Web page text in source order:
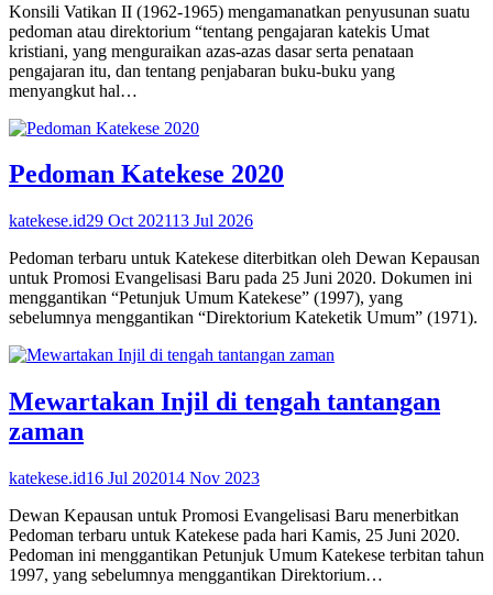
Konsili Vatikan II (1962-1965) mengamanatkan penyusunan suatu
pedoman atau direktorium “tentang pengajaran katekis Umat
kristiani, yang menguraikan azas-azas dasar serta penataan
pengajaran itu, dan tentang penjabaran buku-buku yang
menyangkut hal…
Pedoman Katekese 2020
katekese.id29 Oct 202113 Jul 2026
Pedoman terbaru untuk Katekese diterbitkan oleh Dewan Kepausan
untuk Promosi Evangelisasi Baru pada 25 Juni 2020. Dokumen ini
menggantikan “Petunjuk Umum Katekese” (1997), yang
sebelumnya menggantikan “Direktorium Kateketik Umum” (1971).
Mewartakan Injil di tengah tantangan
zaman
katekese.id16 Jul 202014 Nov 2023
Dewan Kepausan untuk Promosi Evangelisasi Baru menerbitkan
Pedoman terbaru untuk Katekese pada hari Kamis, 25 Juni 2020.
Pedoman ini menggantikan Petunjuk Umum Katekese terbitan tahun
1997, yang sebelumnya menggantikan Direktorium…